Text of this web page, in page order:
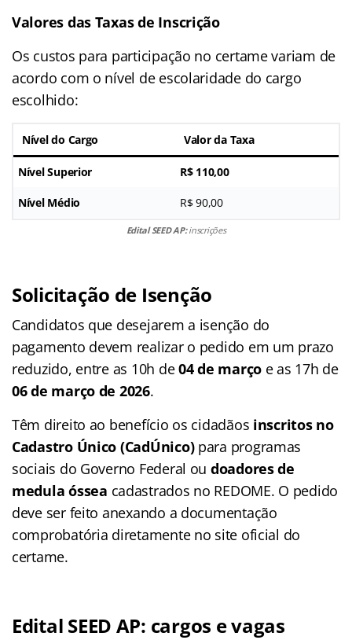
Valores das Taxas de Inscrição
Os custos para participação no certame variam de
acordo com o nível de escolaridade do cargo
escolhido:
Nível do Cargo Valor da Taxa
Nível Superior R$ 110,00
Nível Médio R$ 90,00
Edital SEED AP:inscrições
Solicitação de Isenção
Candidatos que desejarem a isenção do
pagamento devem realizar o pedido em um prazo
reduzido, entre as 10h de04 de março e as 17h de
06 de março de 2026.
Têm direito ao benefício os cidadãos inscritos no
Cadastro Único (CadÚnico) para programas
sociais do Governo Federal ou doadores de
medula óssea cadastrados no REDOME. O pedido
deve ser feito anexando a documentação
comprobatória diretamente no site oficial do
certame.
Edital SEED AP: cargos e vagas